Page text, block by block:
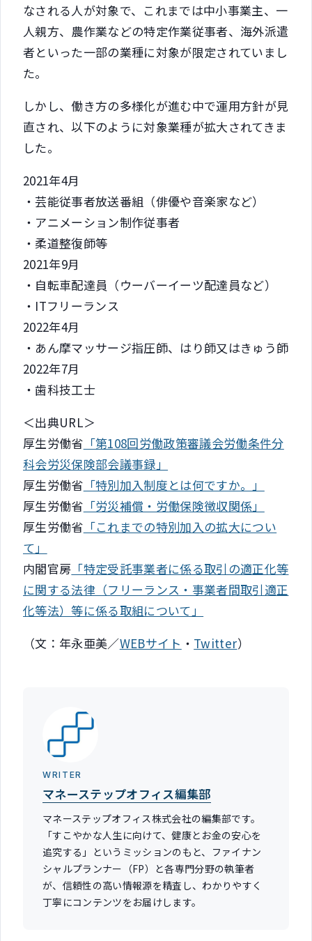
なされる人が対象で、これまでは中小事業主、一
人親方、農作業などの特定作業従事者、海外派遣
者といった一部の業種に対象が限定されていまし
た。
しかし、働き方の多様化が進む中で運用方針が見
直され、以下のように対象業種が拡大されてきま
した。
2021年4月
・芸能従事者放送番組（俳優や音楽家など）
・アニメーション制作従事者
・柔道整復師等
2021年9月
・自転車配達員（ウーバーイーツ配達員など）
・ITフリーランス
2022年4月
・あん摩マッサージ指圧師、はり師又はきゅう師
2022年7月
・歯科技工士
＜出典URL＞
厚生労働省 「第108回労働政策審議会労働条件分
科会労災保険部会議事録」
厚生労働省 「特別加入制度とは何ですか。」
厚生労働省 「労災補償・労働保険徴収関係」
厚生労働省 「これまでの特別加入の拡大につい
て」
内閣官房 「特定受託事業者に係る取引の適正化等
に関する法律（フリーランス・事業者間取引適正
化等法）等に係る取組について」
（文：年永亜美／WEBサイト ・ Twitter）
WRITER
マネーステップオフィス編集部
マネーステップオフィス株式会社の編集部です。
「すこやかな人生に向けて、健康とお金の安心を
追究する」というミッションのもと、ファイナン
シャルプランナー（FP）と各専門分野の執筆者
が、信頼性の高い情報源を精査し、わかりやすく
丁寧にコンテンツをお届けします。